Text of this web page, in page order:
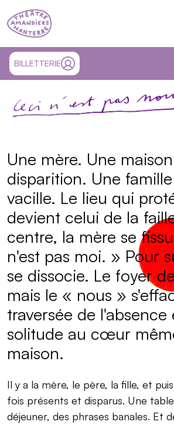
Théâtre Nanterre-Amandiers
BILLETTERIESITE EXTÉRIEUR ET OUVRE
MON COMPTE
Ceci n'est pas nous
Présentation
Une mère. Une
disparition. Une
vacille. Le lieu qui
devient celui de la
centre, la mère se
n'est pas moi. » Pour
se dissocie. Le foyer
mais le « nous »
traversée de l'absence
solitude au cœur
maison.
Il y a la mère, le père, la fille, et
fois présents et disparus. Une
déjeuner, des phrases banales. Et